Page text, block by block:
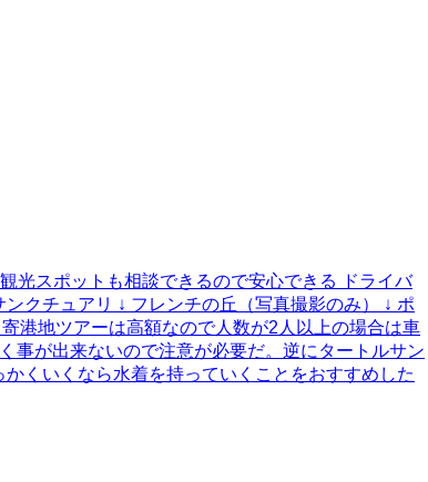
光スポットも相談できるので安心できる ドライバ
クチュアリ ↓ フレンチの丘（写真撮影のみ） ↓ ポ
港地ツアーは高額なので人数が2人以上の場合は車
事が出来ないので注意が必要だ。逆にタートルサン
くいくなら水着を持っていくことをおすすめした